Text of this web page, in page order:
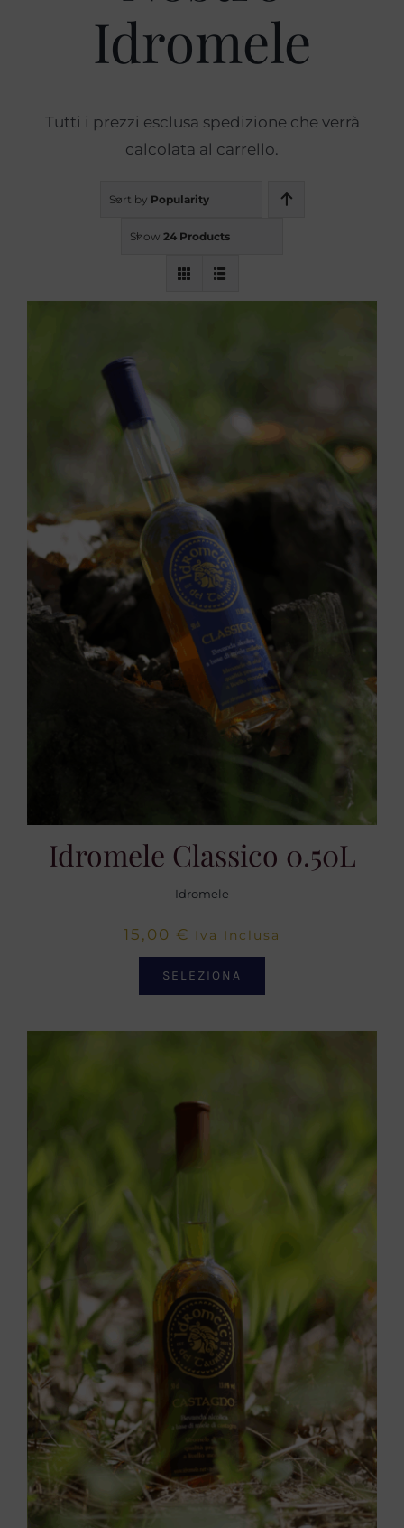
Idromele
Tutti i prezzi esclusa spedizione che verrà
calcolata al carrello.
Sort by Popularity
Show 24 Products
Idromele Classico 0.50L
Idromele
15,00 € Iva Inclusa
SELEZIONA